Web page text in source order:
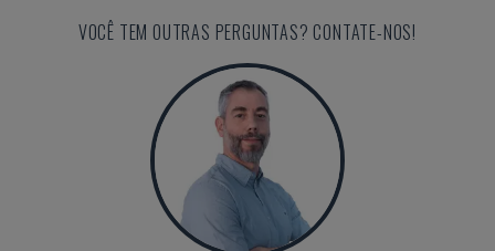
VOCÊ TEM OUTRAS PERGUNTAS? CONTATE-NOS!